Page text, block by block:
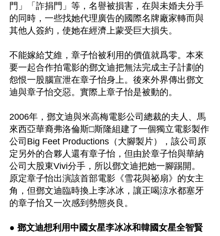
門」「詐捐門」等，名譽被損害，在與未婚夫分手
的同時，一些找她代理廣告的國際名牌廠家轉而與
其他人簽約，使她在經濟上蒙受巨大損失。
不能嫁給艾維，章子怡被利用的價值就爲零。本來
要一起合作拍電影的鄧文迪把無法完成主子計劃的
怨恨一股腦宣泄在章子怡身上。後來外界傳出鄧文
迪與章子怡交惡。實際上章子怡是被動的。
2006年，鄧文迪與米高梅電影公司總裁的夫人、馬
來西亞華裔弗洛倫斯□斯隆組建了一個獨立電影製作
公司Big Feet Productions（大腳製片），該公司原
定另外的合夥人還有章子怡，但由於章子怡與華納
公司大股東Vivi分手，所以鄧文迪把她一腳踢開。
原定章子怡出演該首部電影《雪花與祕扇》的女主
角，但鄧文迪臨時換上李冰冰，讓正喝涼水都塞牙
的章子怡又一次感到勢態炎良。
● 鄧文迪想利用中國女星李冰冰和韓國女星全智賢